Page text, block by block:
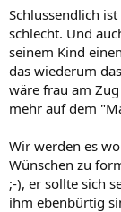
Schlussendlich
schlecht. Und
seinem Kind
das wiederum
wäre frau am
mehr auf dem
Wir werden es
Wünschen zu
;-), er sollte sich
ihm ebenbürtig